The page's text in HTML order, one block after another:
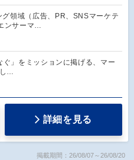
領域（広告、PR、SNSマーケテ
ンサーマ…
ぐ」をミッションに掲げる、マー
…
詳細を見る
掲載期間：26/08/07～26/08/20